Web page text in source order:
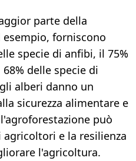
parte della
forniscono
specie di anfibi, il 75%
delle specie di
alberi danno un
sicurezza alimentare e
può
e la resilienza
l'agricoltura.